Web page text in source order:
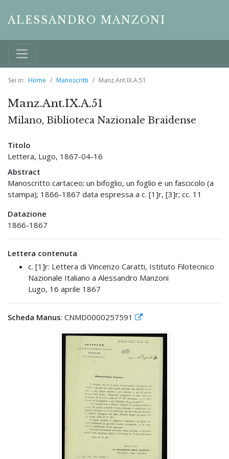
ALESSANDRO MANZONI
Sei in: Home Manoscritti Manz.Ant.IX.A.51
Manz.Ant.IX.A.51
Milano, Biblioteca Nazionale Braidense
Titolo
Lettera, Lugo, 1867-04-16
Abstract
Manoscritto cartaceo; un bifoglio, un foglio e un fascicolo (a
stampa); 1866-1867 data espressa a c. [1]r, [3]r; cc. 11
Datazione
1866-1867
Lettera contenuta
c. [1]r: Lettera di Vincenzo Caratti, Istituto Filotecnico
Nazionale Italiano a Alessandro Manzoni
Lugo, 16 aprile 1867
Scheda Manus: CNMD0000257591